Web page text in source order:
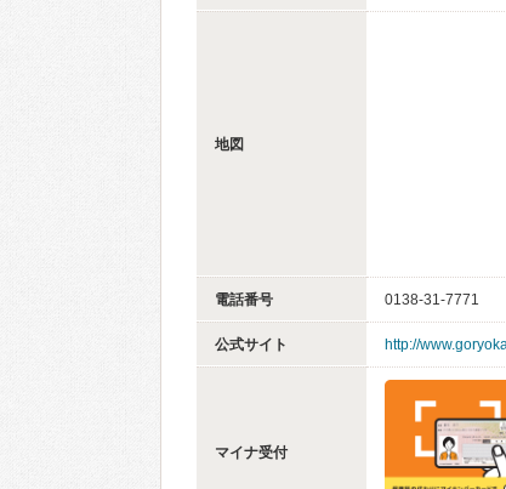
地図
電話番号 0138-31-7771
公式サイト http://
マイナ受付